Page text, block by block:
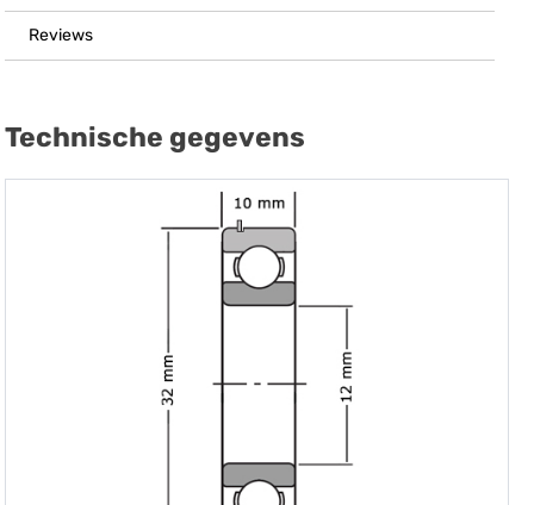
Reviews
Technische gegevens